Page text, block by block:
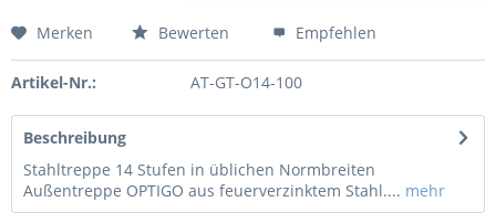
Merken Bewerten Empfehlen
Artikel-Nr.: AT-GT-O14-100
Beschreibung
Stahltreppe 14 Stufen in üblichen Normbreiten
Außentreppe OPTIGO aus feuerverzinktem Stahl.... mehr